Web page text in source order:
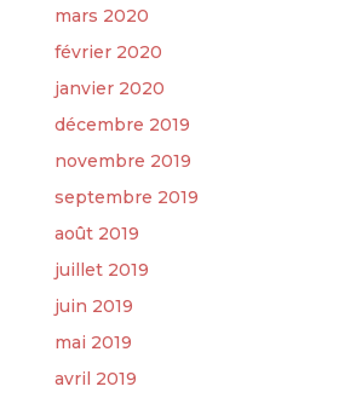
mars 2020
février 2020
janvier 2020
décembre 2019
novembre 2019
septembre 2019
août 2019
juillet 2019
juin 2019
mai 2019
avril 2019